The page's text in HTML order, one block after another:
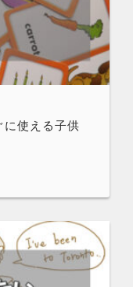
に使える子供